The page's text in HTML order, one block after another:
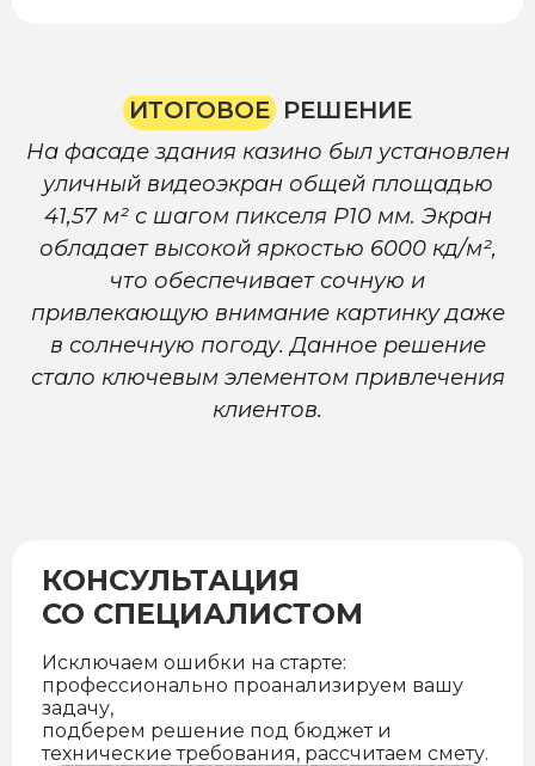
ИТОГОВОЕ РЕШЕНИЕ
На фасаде здания казино был установлен
уличный видеоэкран общей площадью
41,57 м² с шагом пикселя P10 мм. Экран
обладает высокой яркостью 6000 кд/м²,
что обеспечивает сочную и
привлекающую внимание картинку даже
в солнечную погоду. Данное решение
стало ключевым элементом привлечения
клиентов.
КОНСУЛЬТАЦИЯ
СО СПЕЦИАЛИСТОМ
Исключаем ошибки на старте:
профессионально проанализируем вашу
задачу,
подберем решение под бюджет и
технические требования, рассчитаем смету.